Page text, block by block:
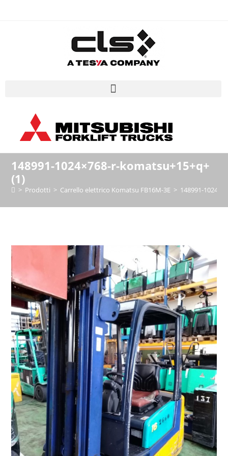
148991-1024×768-r-komatsu+15+q+
(1)
> Prodotti > Carrello elettrico Komatsu FB16M-3E > 148991-